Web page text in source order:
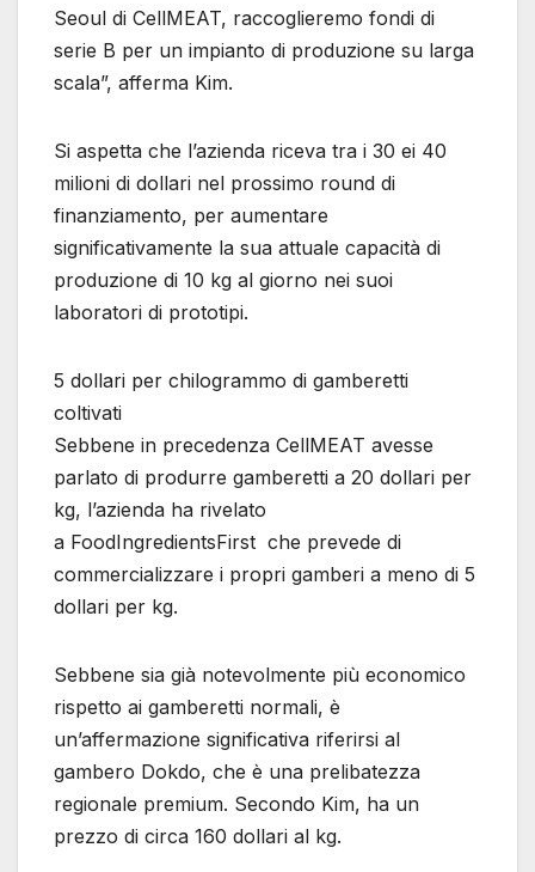
Seoul di CellMEAT, raccoglieremo fondi di
serie B per un impianto di produzione su larga
scala”, afferma Kim.
Si aspetta che l’azienda riceva tra i 30 ei 40
milioni di dollari nel prossimo round di
finanziamento, per aumentare
significativamente la sua attuale capacità di
produzione di 10 kg al giorno nei suoi
laboratori di prototipi.
5 dollari per chilogrammo di gamberetti
coltivati
​​Sebbene in precedenza CellMEAT avesse
parlato di produrre gamberetti a 20 dollari per
kg, l’azienda ha rivelato
a FoodIngredientsFirst che prevede di
commercializzare i propri gamberi a meno di 5
dollari per kg.
Sebbene sia già notevolmente più economico
rispetto ai gamberetti normali, è
un’affermazione significativa riferirsi al
gambero Dokdo, che è una prelibatezza
regionale premium. Secondo Kim, ha un
prezzo di circa 160 dollari al kg.